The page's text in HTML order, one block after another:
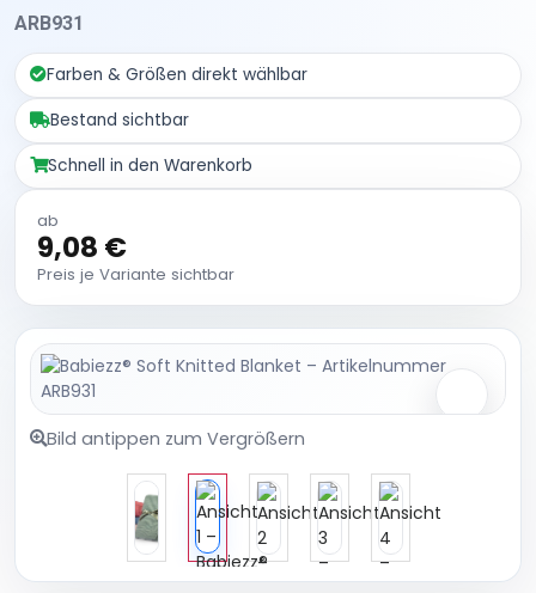
ARB931
Farben & Größen direkt wählbar
Bestand sichtbar
Schnell in den Warenkorb
ab
9,08 €
Preis je Variante sichtbar
Bild antippen zum Vergrößern